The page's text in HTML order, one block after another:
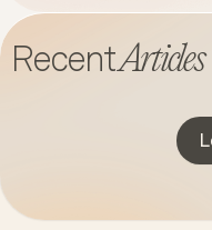
RecentArticles